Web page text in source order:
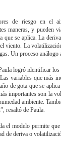
de riesgo en el
maneras, y pueden
que se aplica. La
viento. La
Un proceso análogo
logró identificar
variables que más
de gota que se
importantes son la
ambiente.
resaltó de Paula.
el modelo permite
de deriva o